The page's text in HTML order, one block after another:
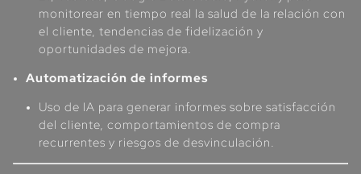
monitorear en tiempo real la salud de la relación con
el cliente, tendencias de fidelización y
oportunidades de mejora.
Automatización de informes
Uso de IA para generar informes sobre satisfacción
del cliente, comportamientos de compra
recurrentes y riesgos de desvinculación.